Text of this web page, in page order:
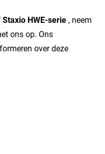
Staxio HWE-serie , neem
ons op. Ons
over deze